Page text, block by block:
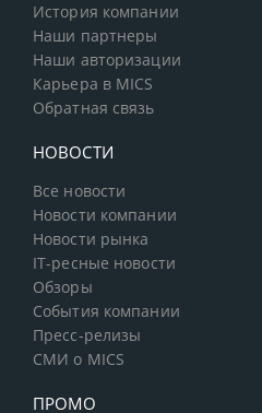
История компании
Наши партнеры
Наши авторизации
Карьера в MICS
Обратная связь
НОВОСТИ
Все новости
Новости компании
Новости рынка
IT-ресные новости
Обзоры
События компании
Пресс-релизы
СМИ о MICS
ПРОМО